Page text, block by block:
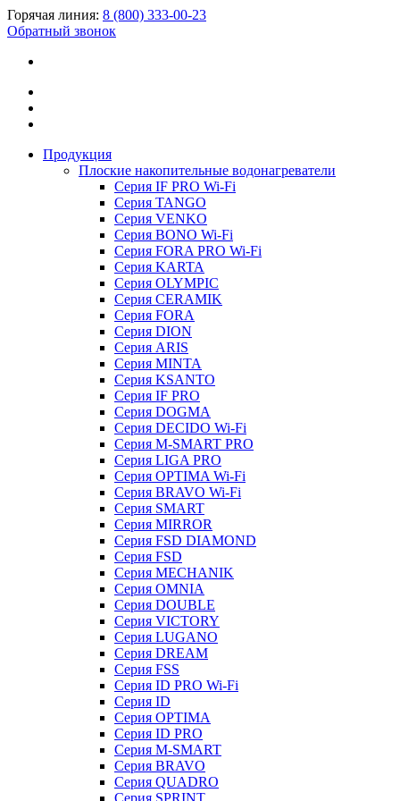
Горячая линия: 8 (800) 333-00-23
Обратный звонок
Продукция
Плоские накопительные водонагреватели
Серия IF PRO Wi-Fi
Серия TANGO
Серия VENKO
Серия BONO Wi-Fi
Серия FORA PRO Wi-Fi
Серия KARTA
Серия OLYMPIC
Серия CERAMIK
Серия FORA
Серия DION
Серия ARIS
Серия MINTA
Серия KSANTO
Серия IF PRO
Серия DOGMA
Серия DECIDO Wi-Fi
Серия M-SMART PRO
Серия LIGA PRO
Серия OPTIMA Wi-Fi
Серия BRAVO Wi-Fi
Серия SMART
Серия MIRROR
Серия FSD DIAMOND
Серия FSD
Серия MECHANIK
Серия OMNIA
Серия DOUBLE
Серия VICTORY
Серия LUGANO
Серия DREAM
Серия FSS
Серия ID PRO Wi-Fi
Серия ID
Серия OPTIMA
Серия ID PRO
Серия M-SMART
Серия BRAVO
Серия QUADRO
Серия SPRINT